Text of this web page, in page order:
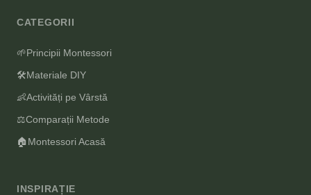
CATEGORII
🌱Principii Montessori
🛠️Materiale DIY
👶Activități pe Vârstă
⚖️Comparații Metode
🏠Montessori Acasă
INSPIRAȚIE